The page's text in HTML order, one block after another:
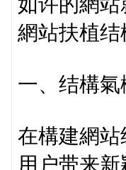
網站扶植结
一、结構氣
在構建網
用户带来